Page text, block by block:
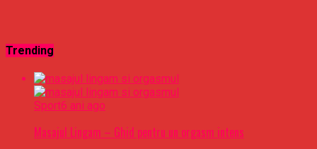
Trending
Sport6 ani ago
Masajul Lingam – Ghid pentru un orgasm intens